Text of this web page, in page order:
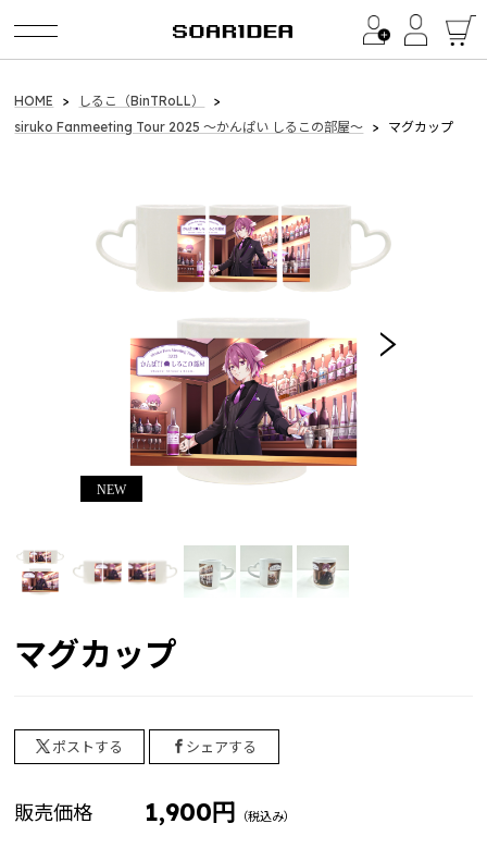
Category
LEE BYUNG HUN FANMEETING 2026
a1857（BinTRoLL）
2024 Birthday Goods
Quartet Official Products
2026 summer collections
2025 summer collections
2025 winter collection
2024 summer collections
2024 winter collection
2023 summer collection
2022 birthday
ゲーム実況者カウントダウン2025-2026 ”村事変”
2026 Birthday Goods
しるこ（BinTRoLL）
HOME
しるこ（BinTRoLL）
siruko Fanmeeting Tour 2025 ～かんぱい しるこの部屋～
マグカップ
マグカップ
ポストする シェアする
販売価格 1,900円 （税込み）